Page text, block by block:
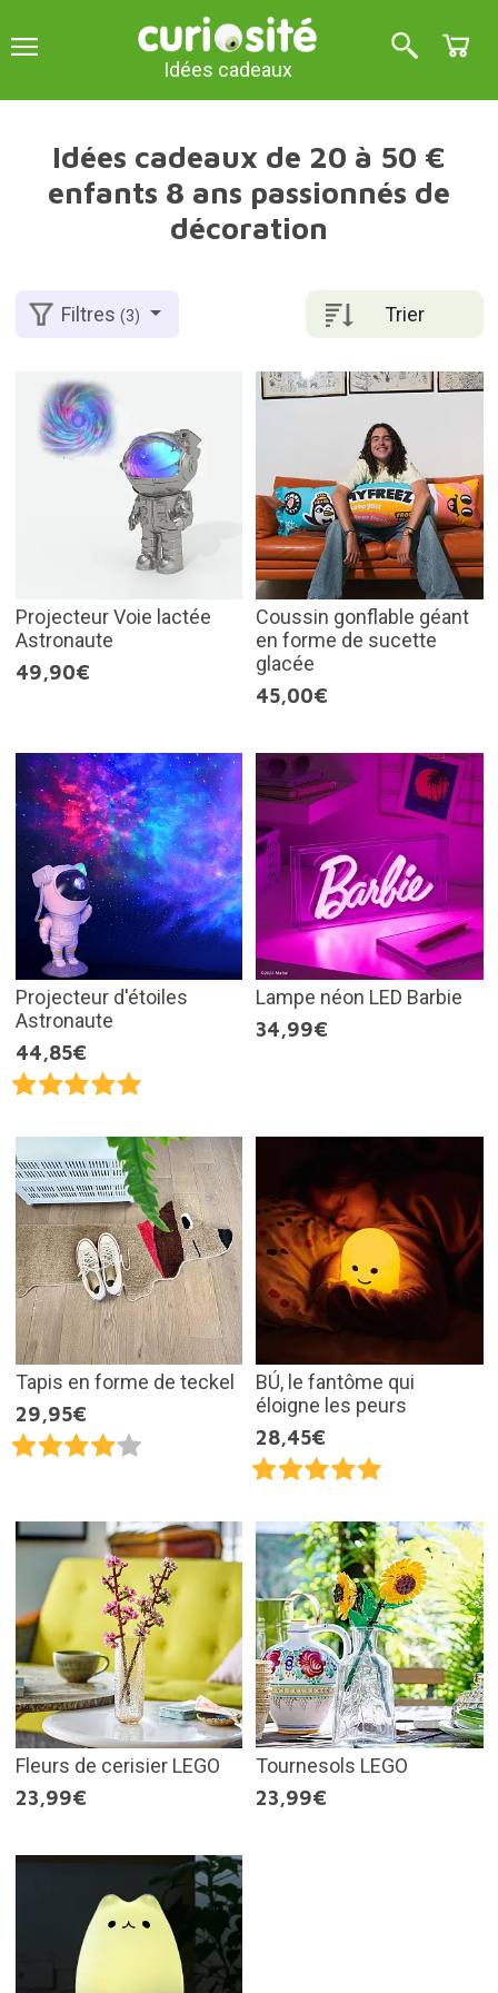
Idées cadeaux
Idées cadeaux de 20 à 50 €
enfants 8 ans passionnés de
décoration
Trier
Filtres(3)
Projecteur Voie lactée
Astronaute
49,90€
Coussin gonflable géant
en forme de sucette
glacée
45,00€
Projecteur d'étoiles
Astronaute
44,85€
Lampe néon LED Barbie
34,99€
Tapis en forme de teckel
29,95€
BÚ, le fantôme qui
éloigne les peurs
28,45€
Fleurs de cerisier LEGO
23,99€
Tournesols LEGO
23,99€